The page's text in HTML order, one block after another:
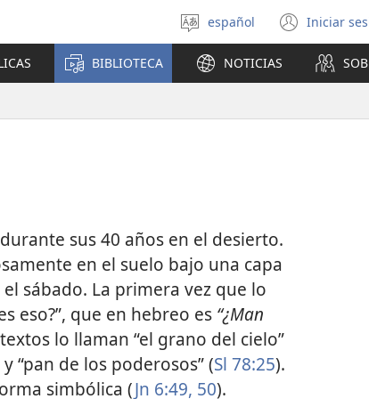
Seleccionar
idioma
español Iniciar(abre
una
nueva
BIBLIOTECA NOTICIAS
sus 40 años en el desierto.
en el suelo bajo una capa
sábado. La primera vez que lo
eso?”, que en hebreo es “¿Man
lo llaman “el grano del cielo”
y “pan de los poderosos” (Sl 78:25).
simbólica (Jn 6:49, 50).